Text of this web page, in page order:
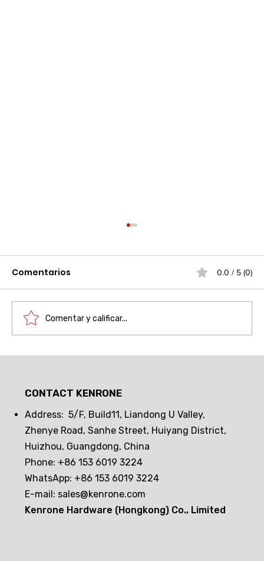
construir una línea de defensa
segura con cerraduras
electrónicas pasivas?
Comentarios 0.0 / 5 (0)
Comentar y calificar...
CONTACT KENRONE
Address: 5/F, Build11, Liandong U Valley,
Zhenye Road, Sanhe Street, Huiyang District,
Huizhou, Guangdong, China
Phone: +86 153 6019 3224
WhatsApp: +86 153 6019 3224
E-mail: sales@kenrone.com
Kenrone Hardware (Hongkong) Co., Limited